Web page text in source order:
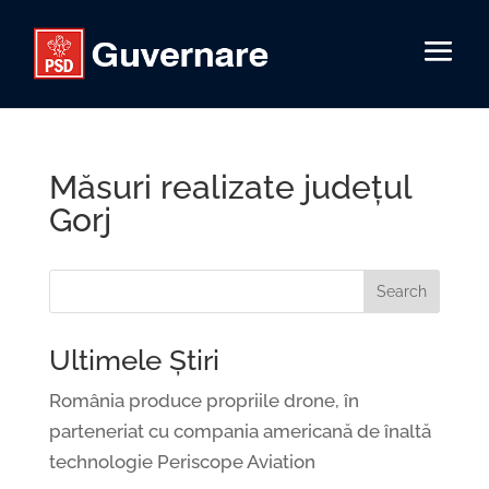
Măsuri realizate județul
Gorj
Search
Ultimele Știri
România produce propriile drone, în
parteneriat cu compania americană de înaltă
technologie Periscope Aviation